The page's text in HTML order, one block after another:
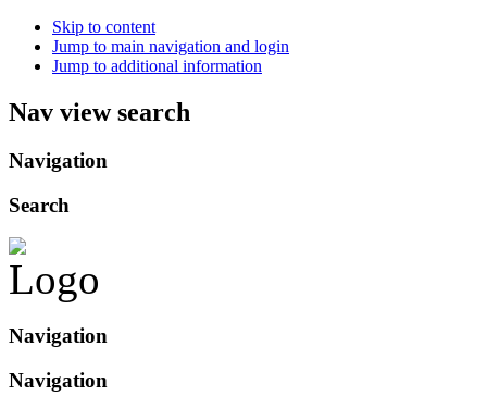
Skip to content
Jump to main navigation and login
Jump to additional information
Nav view search
Navigation
Search
Navigation
Navigation